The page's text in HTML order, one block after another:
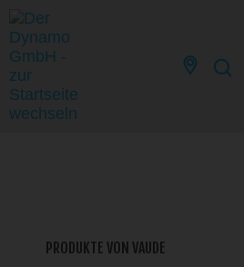
PRODUKTE VON VAUDE